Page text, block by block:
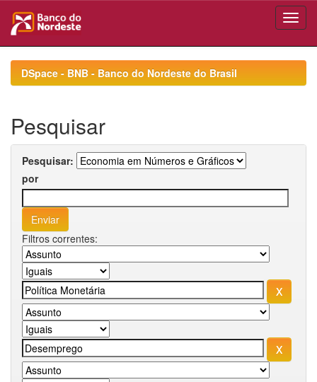
navigationDSpace - BNB - Banco do Nordeste do Brasil
Pesquisar
Pesquisar:
por
Filtros correntes: